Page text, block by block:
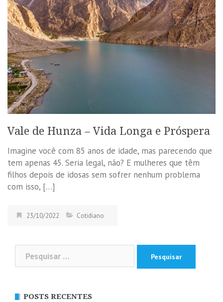
Vale de Hunza – Vida Longa e Próspera
Imagine você com 85 anos de idade, mas parecendo que
tem apenas 45. Seria legal, não? E mulheres que têm
filhos depois de idosas sem sofrer nenhum problema
com isso, […]
23/10/2022 Cotidiano
por:
POSTS RECENTES